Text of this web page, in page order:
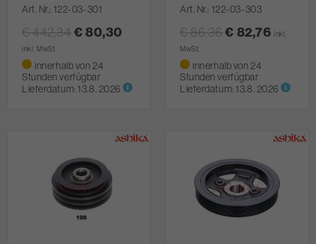
Art. Nr. 122-03-301
€ 442,34€ 80,30
inkl. MwSt.
innerhalb von 24
Stunden verfügbar
Lieferdatum:13.8. 2026
Art. Nr. 122-03-303
€ 86,36€ 82,76 inkl.
MwSt.
innerhalb von 24
Stunden verfügbar
Lieferdatum:13.8. 2026